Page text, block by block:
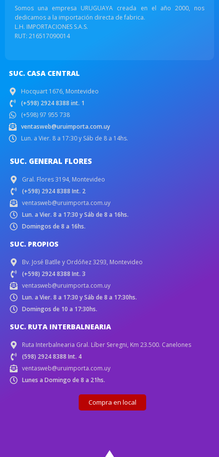
Somos una empresa URUGUAYA creada en el año 2000, nos
dedicamos a la importación directa de fabrica.
L.H. IMPORTACIONES S.A.S.
RUT: 216517090014
SUC. CASA CENTRAL
Hocquart 1676, Montevideo
(+598) 2924 8388 int. 1
(+598) 97 955 738
ventasweb@uruimporta.com.uy
Lun. a Vier. 8 a 17:30 y Sáb de 8 a 14hs.
SUC. GENERAL FLORES
Gral. Flores 3194, Montevideo
(+598) 2924 8388 Int. 2
ventasweb@uruimporta.com.uy
Lun. a Vier. 8 a 17:30 y Sáb de 8 a 16hs.
Domingos de 8 a 16hs.
SUC. PROPIOS
Bv. José Batlle y Ordóñez 3293, Montevideo
(+598) 2924 8388 Int. 3
ventasweb@uruimporta.com.uy
Lun. a Vier. 8 a 17:30 y Sáb de 8 a 17:30hs.
Domingos de 10 a 17:30hs.
SUC. RUTA INTERBALNEARIA
Ruta Interbalnearia Gral. Líber Seregni, Km 23.500. Canelones
(598) 2924 8388 Int. 4
ventasweb@uruimporta.com.uy
Lunes a Domingo de 8 a 21hs.
Compra en local